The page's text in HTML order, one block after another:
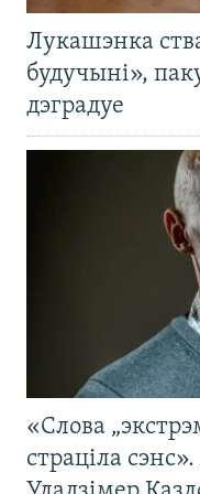
Лукашэнка
будучыні»,
дэградуе
«Слова
страціла